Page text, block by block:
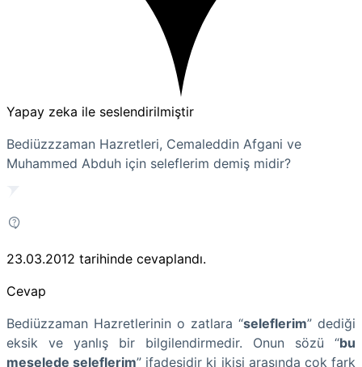
Yapay zeka ile seslendirilmiştir
Bediüzzzaman Hazretleri, Cemaleddin Afgani ve
Muhammed Abduh için seleflerim demiş midir?
23.03.2012 tarihinde cevaplandı.
Cevap
Bediüzzaman Hazretlerinin o zatlara “seleflerim” dediği
eksik ve yanlış bir bilgilendirmedir. Onun sözü “bu
meselede seleflerim” ifadesidir ki ikisi arasında çok fark